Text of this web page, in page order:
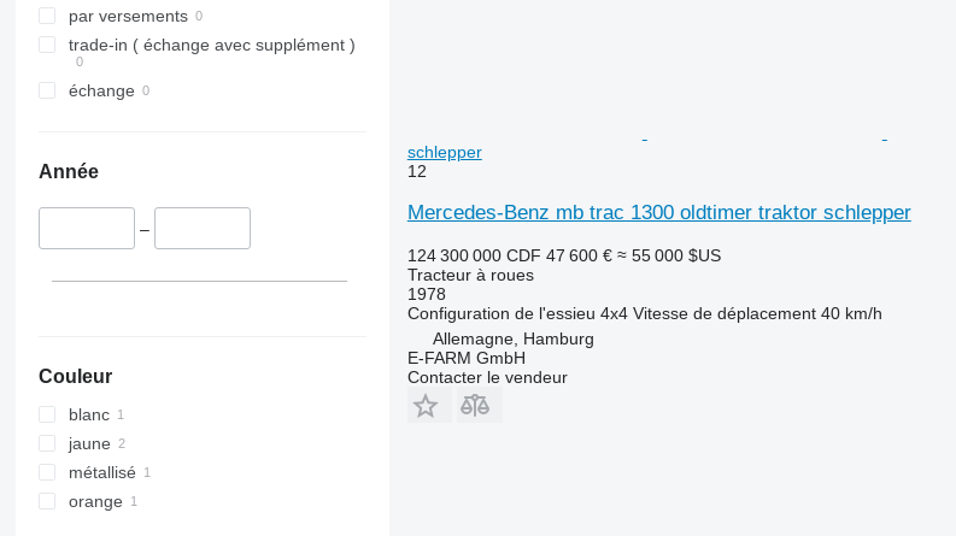
Steiger
Vestrum
5050 E
5055 E
5067 E
5080
5085 M
5615
5620
5720
5820
6090
4345
4708
5445
5465
5611
6190
6260
6270
6290
6455
par versements
trade-in ( échange avec supplément )
échange
Année
–
Couleur
blanc
jaune
métallisé
orange
schlepper
12
Mercedes-Benz mb trac 1300 oldtimer traktor schlepper
124 300 000 CDF 47 600 € ≈ 55 000 $US
Tracteur à roues
1978
Configuration de l'essieu 4x4 Vitesse de déplacement 40 km/h
Allemagne, Hamburg
E-FARM GmbH
Contacter le vendeur